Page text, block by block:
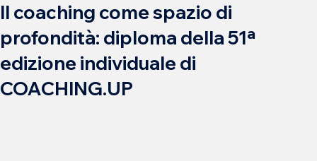
Il coaching come spazio di
profondità: diploma della 51ª
edizione individuale di
COACHING.UP